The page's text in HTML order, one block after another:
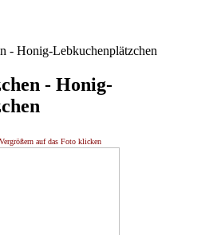
- Honig-Lebkuchenplätzchen
- Honig-
auf das Foto klicken